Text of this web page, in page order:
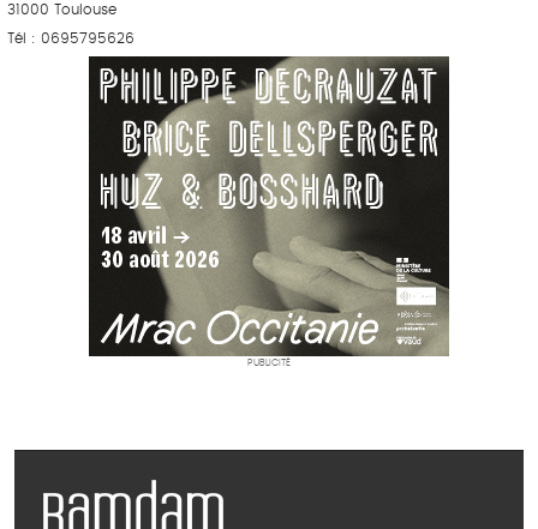
31000 Toulouse
Tél : 0695795626
PUBLICITÉ